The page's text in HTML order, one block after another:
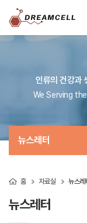
인류의 건강과
We Serving
뉴스레터
홈 자료실 뉴스레
뉴스레터